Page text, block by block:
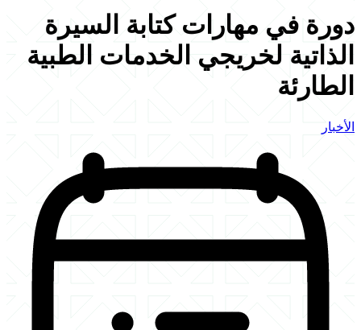
دورة في مهارات كتابة السيرة
الذاتية لخريجي الخدمات الطبية
الطارئة
الأخبار